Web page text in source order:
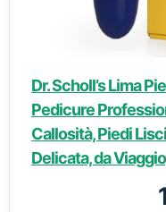
Dr. Scholl’s Lima
Pedicure
Callosità, Piedi
Delicata, da